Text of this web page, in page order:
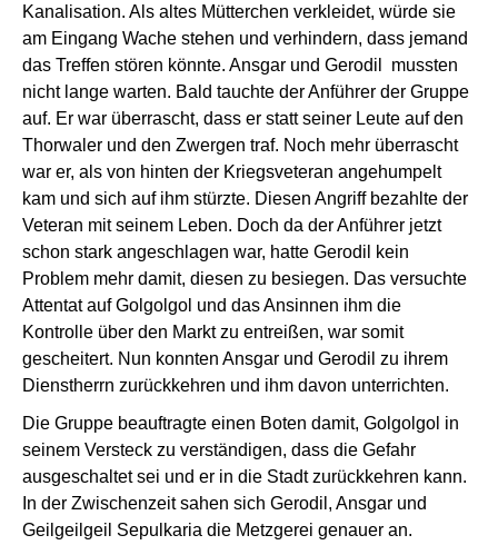
Kanalisation. Als altes Mütterchen verkleidet, würde sie
am Eingang Wache stehen und verhindern, dass jemand
das Treffen stören könnte. Ansgar und Gerodil mussten
nicht lange warten. Bald tauchte der Anführer der Gruppe
auf. Er war überrascht, dass er statt seiner Leute auf den
Thorwaler und den Zwergen traf. Noch mehr überrascht
war er, als von hinten der Kriegsveteran angehumpelt
kam und sich auf ihm stürzte. Diesen Angriff bezahlte der
Veteran mit seinem Leben. Doch da der Anführer jetzt
schon stark angeschlagen war, hatte Gerodil kein
Problem mehr damit, diesen zu besiegen. Das versuchte
Attentat auf Golgolgol und das Ansinnen ihm die
Kontrolle über den Markt zu entreißen, war somit
gescheitert. Nun konnten Ansgar und Gerodil zu ihrem
Dienstherrn zurückkehren und ihm davon unterrichten.
Die Gruppe beauftragte einen Boten damit, Golgolgol in
seinem Versteck zu verständigen, dass die Gefahr
ausgeschaltet sei und er in die Stadt zurückkehren kann.
In der Zwischenzeit sahen sich Gerodil, Ansgar und
Geilgeilgeil Sepulkaria die Metzgerei genauer an.